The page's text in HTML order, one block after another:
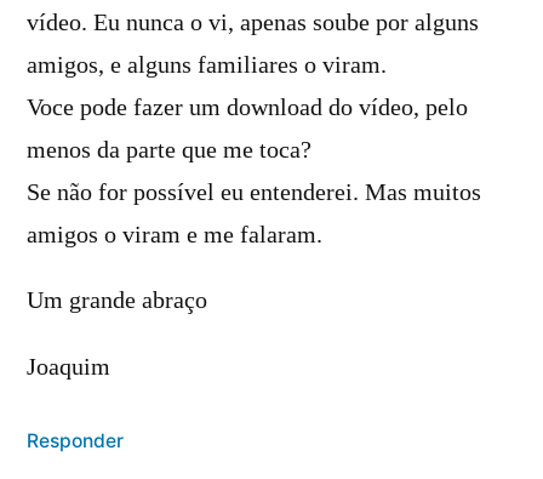
vídeo. Eu nunca o vi, apenas soube por alguns
amigos, e alguns familiares o viram.
Voce pode fazer um download do vídeo, pelo
menos da parte que me toca?
Se não for possível eu entenderei. Mas muitos
amigos o viram e me falaram.
Um grande abraço
Joaquim
Responder